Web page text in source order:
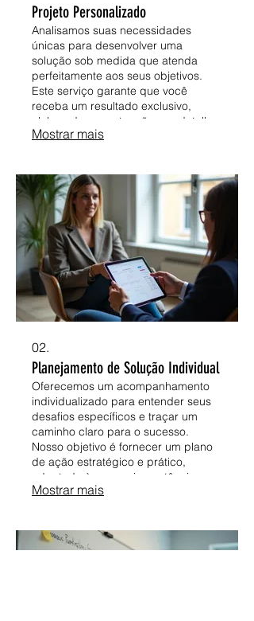
Projeto Personalizado
Analisamos suas necessidades
únicas para desenvolver uma
solução sob medida que atenda
perfeitamente aos seus objetivos.
Este serviço garante que você
receba um resultado exclusivo,
elaborado com atenção aos detalhes
e com foco na sua satisfação
visão em realidade.
Mostrar mais
02.
Planejamento de Solução Individual
Oferecemos um acompanhamento
individualizado para entender seus
desafios específicos e traçar um
caminho claro para o sucesso.
Nosso objetivo é fornecer um plano
de ação estratégico e prático,
adaptado às suas circunstâncias.
Receba orientação direcionada para
Mostrar mais